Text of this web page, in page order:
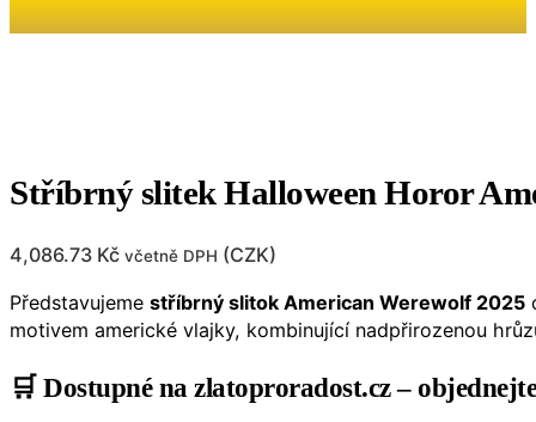
Stříbrný slitek Halloween Horor
4,086.73 Kč včetně DPH (CZK)
Představujeme stříbrný slitok American Werewolf 2025
motivem americké vlajky, kombinující nadpřirozenou
🛒 Dostupné na zlatoproradost.cz –